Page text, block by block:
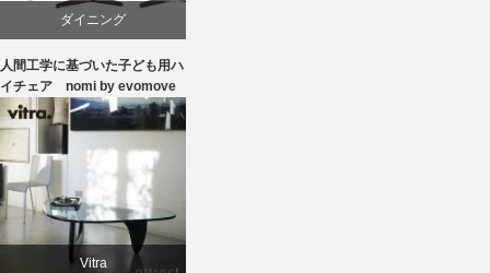
ダイニング
ピーター・オブスヴィック
椅子
人間工学に基づいた子ども用ハ
イチェア nomi by evomove
Vitra